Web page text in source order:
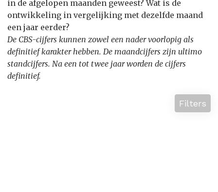
in de afgelopen maanden geweest? Wat is de
ontwikkeling in vergelijking met dezelfde maand
een jaar eerder?
De CBS-cijfers kunnen zowel een nader voorlopig als
definitief karakter hebben. De maandcijfers zijn ultimo
standcijfers. Na een tot twee jaar worden de cijfers
definitief.
Filters